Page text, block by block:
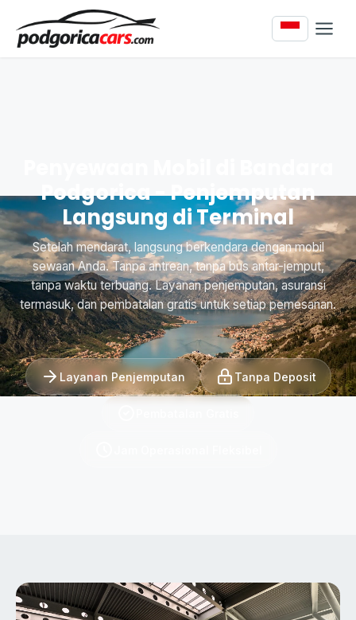
Podgorica - Penjemputan
Langsung di Terminal
Setelah mendarat, langsung berkendara dengan mobil
sewaan Anda. Tanpa antrean, tanpa bus antar-jemput,
tanpa waktu terbuang. Layanan penjemputan, asuransi
termasuk, dan pembatalan gratis untuk setiap pemesanan.
Layanan Penjemputan Tanpa Deposit